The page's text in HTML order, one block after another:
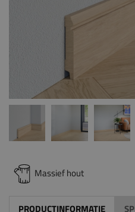
Massief hout
PRODUCTINFORMATIE